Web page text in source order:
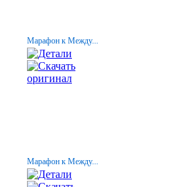
Марафон к Между...
Марафон к Между...